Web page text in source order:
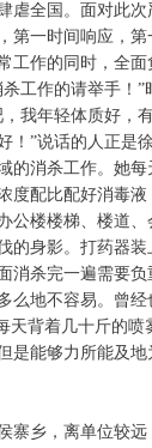
全国。面对此次
第一时间响应，第
工作的同时，全
工作的请举手！
我年轻体质好，
！”说话的人正是
的消杀工作。她每
度配比配好消毒液
公楼楼梯、楼道
的身影。打药器
消杀完一遍需要
么地不容易。曾经
天背着几十斤的
是能够力所能及
乡，离单位较远